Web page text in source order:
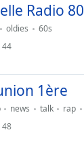
Radio 80
oldies
60s
44
1ère
news talk rap
48